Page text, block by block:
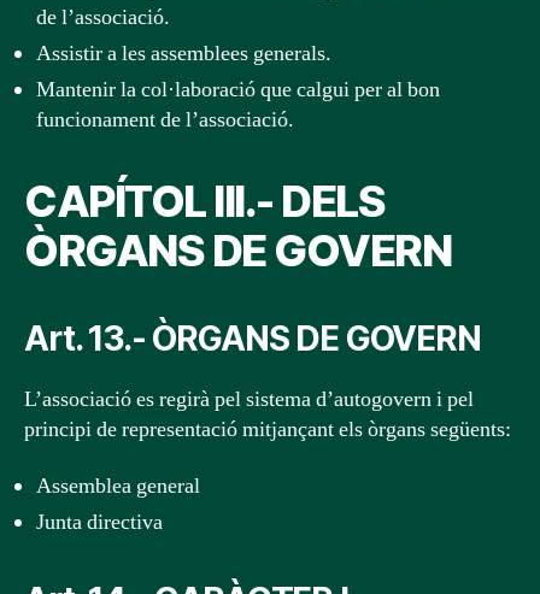
de l’associació.
Assistir a les assemblees generals.
Mantenir la col·laboració que calgui per al bon
funcionament de l’associació.
CAPÍTOL III.- DELS
ÒRGANS DE GOVERN
Art. 13.- ÒRGANS DE GOVERN
L’associació es regirà pel sistema d’autogovern i pel
principi de representació mitjançant els òrgans següents:
Assemblea general
Junta directiva